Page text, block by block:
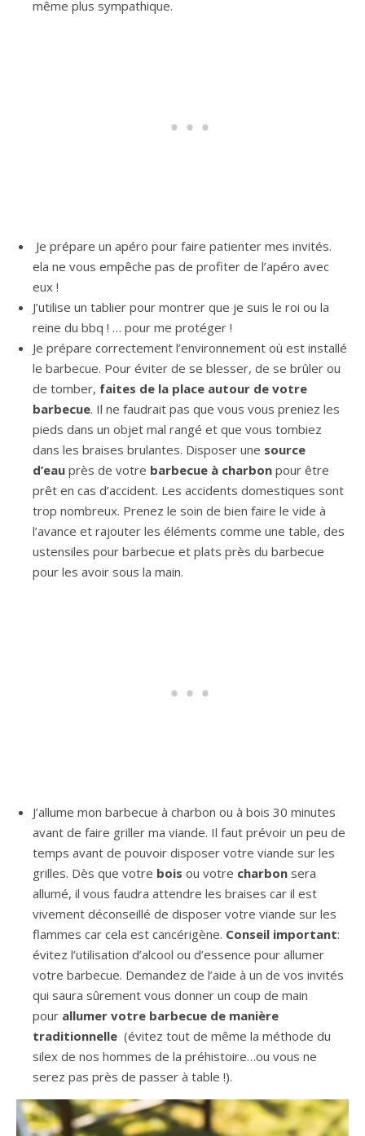
même plus sympathique.
Je prépare un apéro pour faire patienter mes invités.
ela ne vous empêche pas de profiter de l’apéro avec
eux !
J’utilise un tablier pour montrer que je suis le roi ou la
reine du bbq ! … pour me protéger !
Je prépare correctement l’environnement où est installé
le barbecue. Pour éviter de se blesser, de se brûler ou
de tomber, faites de la place autour de votre
barbecue. Il ne faudrait pas que vous vous preniez les
pieds dans un objet mal rangé et que vous tombiez
dans les braises brulantes. Disposer une source
d’eau près de votre barbecue à charbon pour être
prêt en cas d’accident. Les accidents domestiques sont
trop nombreux. Prenez le soin de bien faire le vide à
l’avance et rajouter les éléments comme une table, des
ustensiles pour barbecue et plats près du barbecue
pour les avoir sous la main.
J’allume mon barbecue à charbon ou à bois 30 minutes
avant de faire griller ma viande. Il faut prévoir un peu de
temps avant de pouvoir disposer votre viande sur les
grilles. Dès que votre bois ou votre charbon sera
allumé, il vous faudra attendre les braises car il est
vivement déconseillé de disposer votre viande sur les
flammes car cela est cancérigène. Conseil important:
évitez l’utilisation d’alcool ou d’essence pour allumer
votre barbecue. Demandez de l’aide à un de vos invités
qui saura sûrement vous donner un coup de main
pour allumer votre barbecue de manière
traditionnelle (évitez tout de même la méthode du
silex de nos hommes de la préhistoire…ou vous ne
serez pas près de passer à table !).